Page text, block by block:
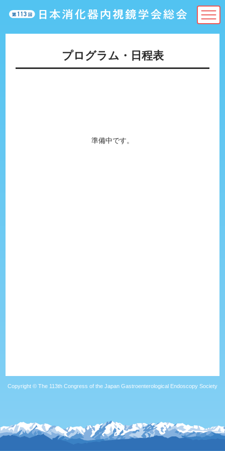
プログラム・日程表
準備中です。
Copyright © The 113th Congress of the Japan Gastroenterological Endoscopy Society